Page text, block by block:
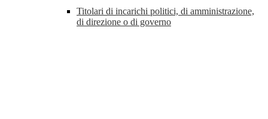
Titolari di incarichi politici, di amministrazione,
di direzione o di governo